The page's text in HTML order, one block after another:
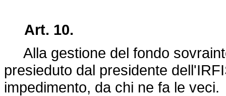
Art. 10.
Alla gestione del fondo
presieduto dal presidente
impedimento, da chi ne fa le veci.